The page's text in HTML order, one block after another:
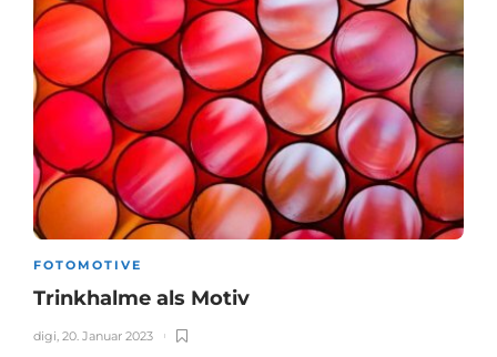
FOTOMOTIVE
Trinkhalme als Motiv
digi, 20. Januar 2023